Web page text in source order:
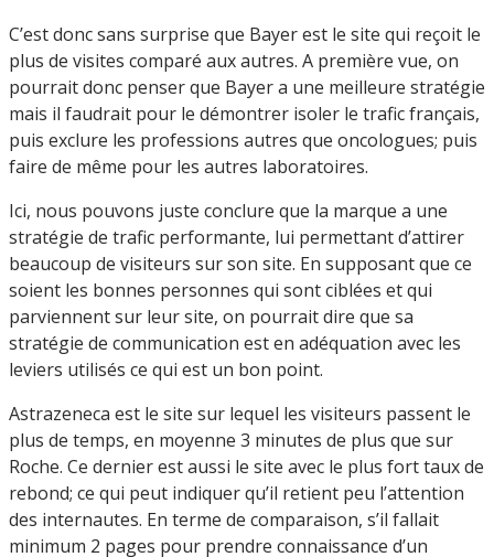
C’est donc sans surprise que Bayer est le site qui reçoit le
plus de visites comparé aux autres. A première vue, on
pourrait donc penser que Bayer a une meilleure stratégie
mais il faudrait pour le démontrer isoler le trafic français,
puis exclure les professions autres que oncologues; puis
faire de même pour les autres laboratoires.
Ici, nous pouvons juste conclure que la marque a une
stratégie de trafic performante, lui permettant d’attirer
beaucoup de visiteurs sur son site. En supposant que ce
soient les bonnes personnes qui sont ciblées et qui
parviennent sur leur site, on pourrait dire que sa
stratégie de communication est en adéquation avec les
leviers utilisés ce qui est un bon point.
Astrazeneca est le site sur lequel les visiteurs passent le
plus de temps, en moyenne 3 minutes de plus que sur
Roche. Ce dernier est aussi le site avec le plus fort taux de
rebond; ce qui peut indiquer qu’il retient peu l’attention
des internautes. En terme de comparaison, s’il fallait
minimum 2 pages pour prendre connaissance d’un